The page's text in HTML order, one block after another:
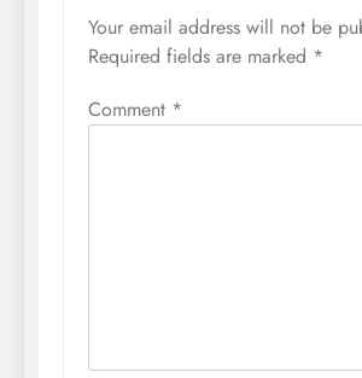
Your email address will not be
Required fields are marked *
Comment *